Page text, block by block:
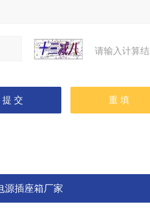
请输入计算
源插座箱厂家